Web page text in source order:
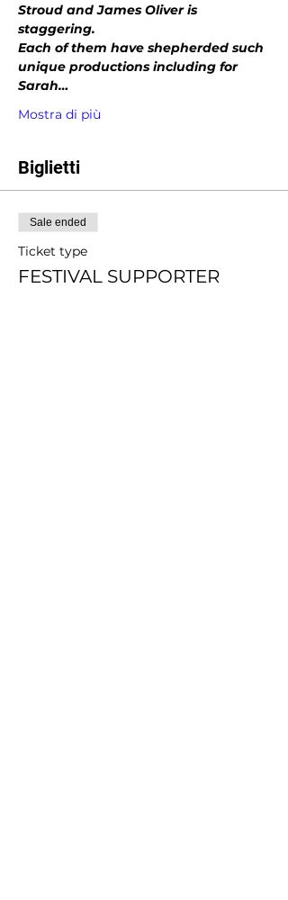
Stroud and James Oliver is
staggering.
Each of them have shepherded such
unique productions including for
Sarah…
Mostra di più
Biglietti
Sale ended
Ticket type
FESTIVAL SUPPORTER